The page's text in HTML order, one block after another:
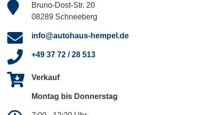
Bruno-Dost-Str. 20
08289 Schneeberg
info@autohaus-hempel.de
+49 37 72 / 28 513
Verkauf
Montag bis Donnerstag